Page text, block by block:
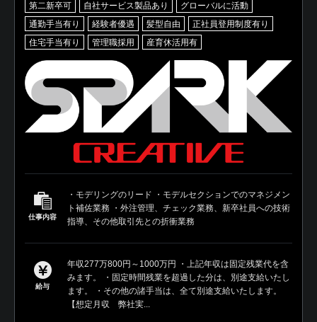
第二新卒可
自社サービス製品あり
グローバルに活動
通勤手当有り
経験者優遇 髪型自由
正社員登用制度有り
住宅手当有り
管理職採用 産育休活用有
仕事内容
・モデリングのリード ・モデルセクションでのマネジメン
ト補佐業務 ・外注管理、チェック業務、新卒社員への技術
指導、その他取引先との折衝業務
給与
年収277万800円～1000万円 ・上記年収は固定残業代を含
みます。 ・固定時間残業を超過した分は、別途支給いたし
ます。 ・その他の諸手当は、全て別途支給いたします。
【想定月収 弊社実...